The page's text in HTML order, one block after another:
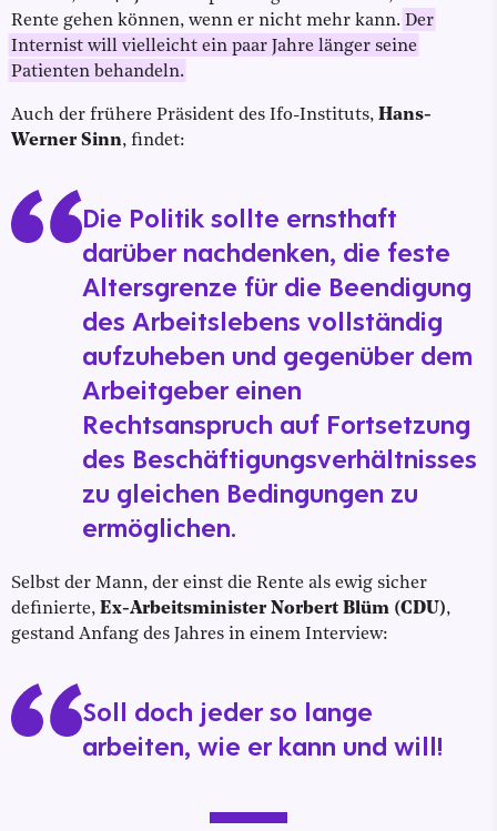
Rente gehen können, wenn er nicht mehr kann. Der
Internist will vielleicht ein paar Jahre länger seine
Patienten behandeln.
Auch der frühere Präsident des Ifo-Instituts, Hans-
Werner Sinn, findet:
Die Politik sollte ernsthaft
darüber nachdenken, die feste
Altersgrenze für die Beendigung
des Arbeitslebens vollständig
aufzuheben und gegenüber dem
Arbeitgeber einen
Rechtsanspruch auf Fortsetzung
des Beschäftigungsverhältnisses
zu gleichen Bedingungen zu
ermöglichen.
Selbst der Mann, der einst die Rente als ewig sicher
definierte, Ex-Arbeitsminister Norbert Blüm (CDU),
gestand Anfang des Jahres in einem Interview:
Soll doch jeder so lange
arbeiten, wie er kann und will!